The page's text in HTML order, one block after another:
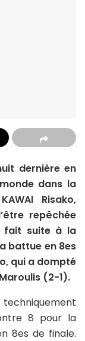
dernière en
dans la
Risako,
repêchée
fait suite à la
battue en 8es
qui a dompté
(2-1).
techniquement
8 pour la
8es de finale.